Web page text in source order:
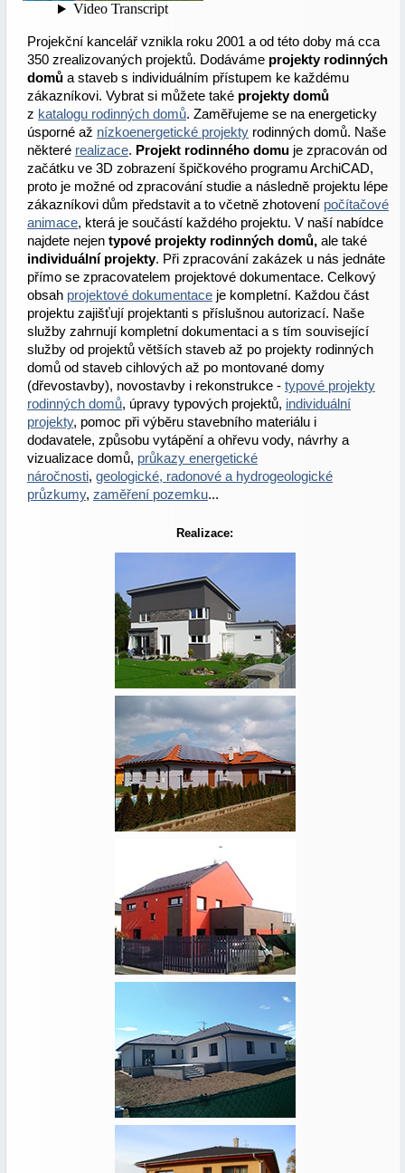
Projekční kancelář vznikla roku 2001 a od této doby má cca
350 zrealizovaných projektů. Dodáváme projekty rodinných
domů a staveb s individuálním přístupem ke každému
zákazníkovi. Vybrat si můžete také projekty domů
z katalogu rodinných domů. Zaměřujeme se na energeticky
úsporné až nízkoenergetické projekty rodinných domů. Naše
některé realizace. Projekt rodinného domu je zpracován od
začátku ve 3D zobrazení špičkového programu ArchiCAD,
proto je možné od zpracování studie a následně projektu lépe
zákazníkovi dům představit a to včetně zhotovení počítačové
animace, která je součástí každého projektu. V naší nabídce
najdete nejen typové projekty rodinných domů, ale také
individuální projekty. Při zpracování zakázek u nás jednáte
přímo se zpracovatelem projektové dokumentace. Celkový
obsah projektové dokumentace je kompletní. Každou část
projektu zajišťují projektanti s příslušnou autorizací. Naše
služby zahrnují kompletní dokumentaci a s tím související
služby od projektů větších staveb až po projekty rodinných
domů od staveb cihlových až po montované domy
(dřevostavby), novostavby i rekonstrukce - typové projekty
rodinných domů, úpravy typových projektů, individuální
projekty, pomoc při výběru stavebního materiálu i
dodavatele, způsobu vytápění a ohřevu vody, návrhy a
vizualizace domů, průkazy energetické
náročnosti, geologické, radonové a hydrogeologické
průzkumy, zaměření pozemku...
Realizace: